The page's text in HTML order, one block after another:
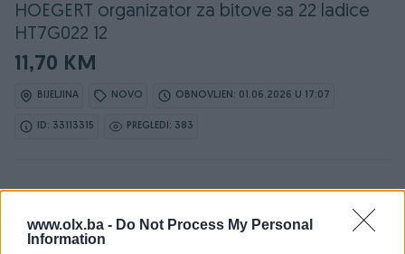
www.olx.ba - Do Not Process My Personal
Information
HOEGERT organizator za bitove sa 22 ladice
HT7G022 12
11,70 KM
BIJELJINA NOVO OBNOVLJEN: 01.06.2026 U 17:07
ID: 33113315 PREGLEDI: 383